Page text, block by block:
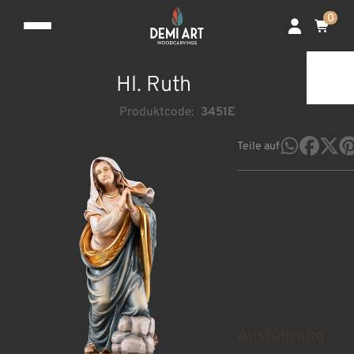
0
Hl. Ruth
Produktcode: 3451E
Teile auf